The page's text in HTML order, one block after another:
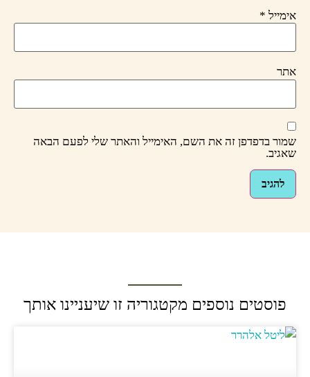
אימייל*
אתר
שמור בדפדפן זה את השם, האימייל והאתר שלי לפעם הבאה
שאגיב.
פוסטים נוספים מקטגוריה זו שיעניינו אותך